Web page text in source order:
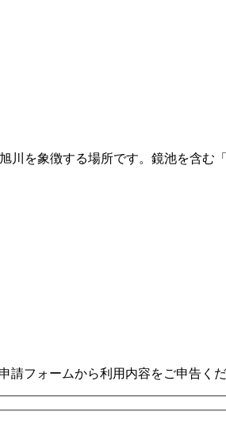
を象徴する場所です。鏡池を含む
フォームから利用内容をご申告くだ